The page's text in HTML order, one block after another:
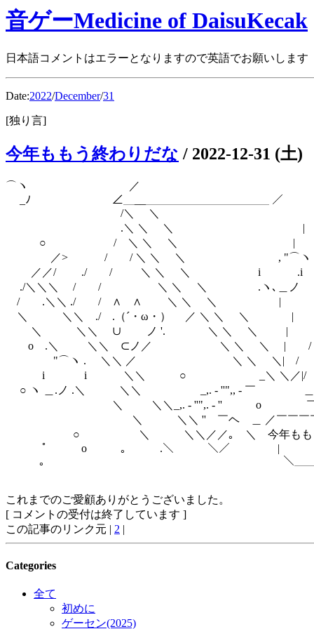
音ゲーMedicine of DaisuKecak
日本語コメントはエラーとなりますので英語でお願いします
Date:2022/December/31
[独り言]
今年ももう終わりだな / 2022-12-31 (土)
⌒ヽ ／
_ﾉ ∠＿__＿＿＿＿＿＿＿＿＿
/＼ ＼
.＼ ＼ ＼ |
○ / ＼ ＼ ＼ |
／> / / ＼ ＼ ＼ ,
／／/ ./ / ＼ ＼ ＼ i
./＼＼＼ / / ＼ ＼ ＼ .ヽ､＿
/ .＼＼ ./ / ∧ ∧ ＼ ＼ ＼
＼ ＼＼ ./ .（´・ω・） ／ ＼ ＼
＼ ＼＼ ∪ ノ '. ＼ ＼
o .＼ ＼＼ ⊂ノ／ ＼ ＼ ＼
"⌒ヽ . ＼＼ ／ ＼ ＼ ＼|
i i ＼＼ ○ _＼ ＼／|/
○ ヽ ＿.ノ .＼ ＼＼ _,. - ''",, - ￣ ＿
＼ ＼＼_,. - ''",. - '' o
＼ ＼＼ '' ￣ヘ ＿ ／￣￣￣￣￣￣￣
○ ＼ ＼＼／／｡ ＼ 今年ももう終
ﾟ o ｡ .＼ ＼／ |
｡ ￣￣￣ ＼＿＿＿＿＿＿＿
これまでのご愛顧ありがとうございました。
[ コメントの受付は終了しています ]
この記事のリンク元 | 2 |
Categories
全て
初めに
ゲーセン(2025)